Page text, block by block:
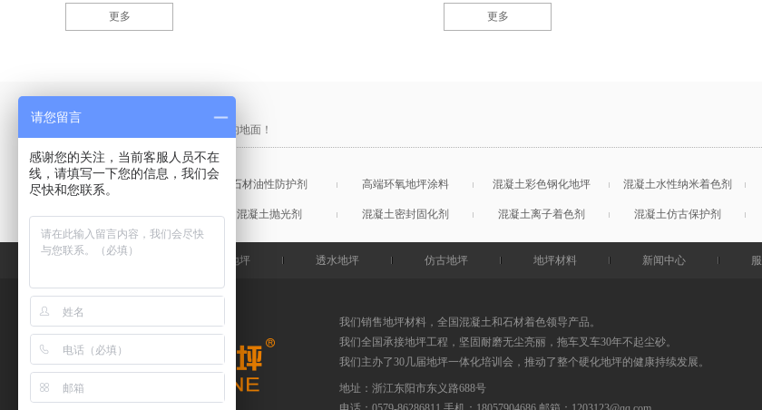
更多 更多
产品采购直通车
做中国最硬的地坪，金石特钢化您的地面！
混凝土表面增强剂 石材油性防护剂 高端环氧地坪涂料 混凝土彩色钢化地坪 混凝土水性纳米着色剂
混凝土润色剂 混凝土抛光剂 混凝土密封固化剂 混凝土离子着色剂 混凝土仿古保护剂
钢化地坪 透水地坪 仿古地坪 地坪材料 新闻中心
我们销售地坪材料，全国混凝土和石材着色领导产品。
我们全国承接地坪工程，坚固耐磨无尘亮丽，拖车叉车30年不起尘砂。
我们主办了30几届地坪一体化培训会，推动了整个硬化地坪的健康持续发展。
地址：浙江东阳市东义路688号
请您留言
感谢您的关注，当前客服人员不在
线，请填写一下您的信息，我们会
尽快和您联系。